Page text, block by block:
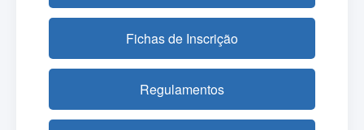
Fichas de Inscrição
Regulamentos